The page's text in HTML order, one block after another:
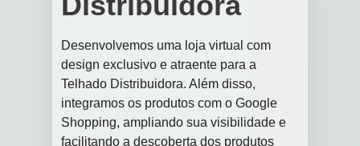
Desenvolvemos uma loja virtual com
design exclusivo e atraente para a
Telhado Distribuidora. Além disso,
integramos os produtos com o Google
Shopping, ampliando sua visibilidade e
facilitando a descoberta dos produtos